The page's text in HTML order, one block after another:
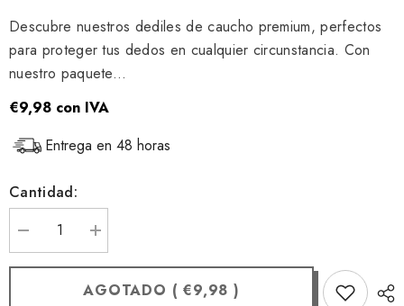
Descubre nuestros dediles de caucho premium, perfectos
para proteger tus dedos en cualquier circunstancia. Con
nuestro paquete...
€9,98 con IVA
Entrega en 48 horas
Cantidad:
Disminuir
la
cantidad
Aumentar
la
cantidad
Caja
AGOTADO ( €9,98 )